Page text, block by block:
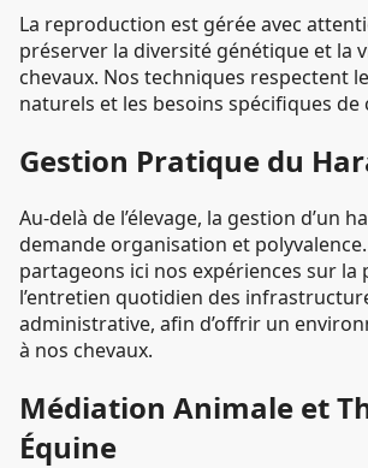
La reproduction est gérée avec
préserver la diversité génétique et la
chevaux. Nos techniques respectent
naturels et les besoins spécifiques de
Gestion Pratique du
Au-delà de l’élevage, la gestion d’un
demande organisation et
partageons ici nos expériences sur la
l’entretien quotidien des
administrative, afin d’offrir un
à nos chevaux.
Médiation Animale et
Équine